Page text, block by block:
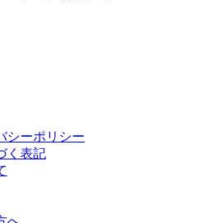
シーポリシー
く表記